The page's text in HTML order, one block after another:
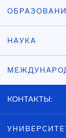
НАУКА
КОНТАКТЫ: